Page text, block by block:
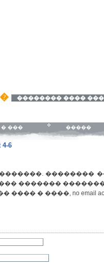
�������� ����
��� �����
4-6
�������� ��
�������
���� � ����, no email